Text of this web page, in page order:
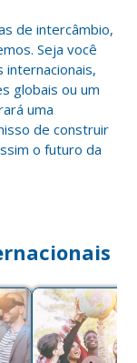
de intercâmbio,
Seja você
internacionais,
globais ou um
uma
de construir
o futuro da